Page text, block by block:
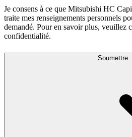
Je consens à ce que Mitsubishi HC
traite mes renseignements personnels
demandé. Pour en savoir plus, veuillez
confidentialité.
Soumettre